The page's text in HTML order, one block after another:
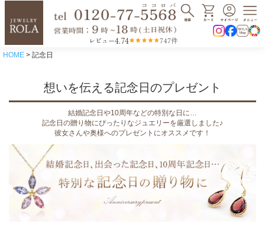
レビュー4.74 747件
HOME 記念日
想いを伝える記念日のプレゼント
結婚記念日や10周年などの特別な日に…
記念日の贈り物にぴったりなジュエリーを厳選しました♪
彼女さんや奥様へのプレゼントにオススメです！